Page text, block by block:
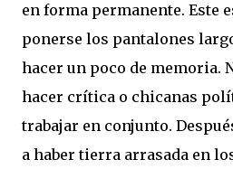
en forma permanente. Este
ponerse los pantalones
hacer un poco de memoria.
hacer crítica o chicanas
trabajar en conjunto.
a haber tierra arrasada en